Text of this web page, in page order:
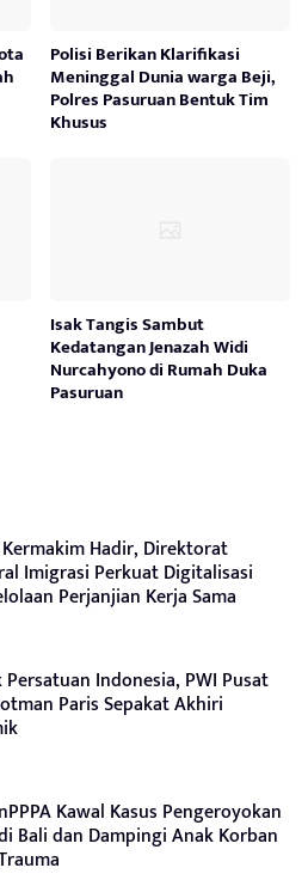
Polisi Berikan Klarifikasi
Meninggal Dunia warga Beji,
Polres Pasuruan Bentuk Tim
Khusus
Isak Tangis Sambut
Kedatangan Jenazah Widi
Nurcahyono di Rumah Duka
Pasuruan
Kermakim Hadir, Direktorat
Imigrasi Perkuat Digitalisasi
Perjanjian Kerja Sama
Indonesia, PWI Pusat
Paris Sepakat Akhiri
Kawal Kasus Pengeroyokan
Bali dan Dampingi Anak Korban